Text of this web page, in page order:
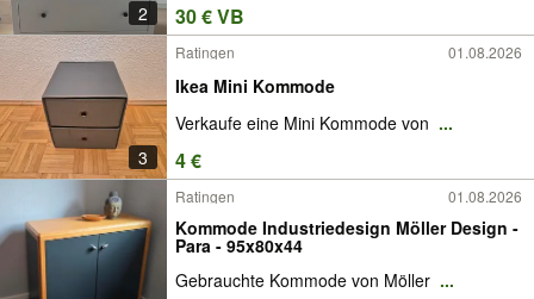
2 30 € VB
3
Ratingen 01.08.2026
Ikea Mini Kommode
Verkaufe eine Mini Kommode von ...
4 €
Ratingen 01.08.2026
Kommode Industriedesign Möller Design -
Para - 95x80x44
Gebrauchte Kommode von Möller ...